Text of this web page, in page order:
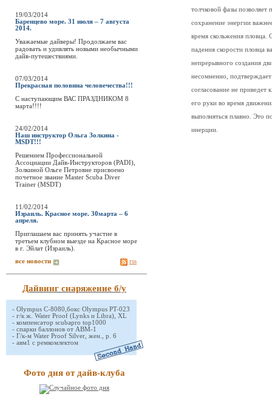
19/03/2014
Баренцево море. 31 июля – 7 августа
2014.
Уважаемые дайверы! Продолжаем вас
радовать и удивлять новыми необычными
дайв-путешествиями.
07/03/2014
Прекрасная половина человечества!!!
C наступающим ВАС ПРАЗДНИКОМ 8
марта!!!!
24/02/2014
Наш инструктор Ольга Золкина -
MSDT!!!
Решением Профессиональной
Ассоциации Дайв-Инструкторов (PADI),
Золкиной Ольге Петровне присвоено
почетное звание Master Scuba Diver
Trainer (MSDT)
11/02/2014
Израиль. Красное море. 30марта – 6
апреля.
Приглашаем вас принять участие в
третьем клубном выезде на Красное море
в г. Эйлат (Израиль).
все новости rss
Дайвинг снаряжение б/у
- Olympus C-8080,бокс Olympus PT-023
- г/к ж. Water Proof (Lynks и Libra), XL
- компенсатор scubapro top1000
- спарки баллонов от АВМ-1
- Г/к-м Water Proof Silver, жен., р. 6
- авм1 с ремкомлектом
Фото дня от дайв-клуба
толчковой фазы позволяет
сохранение энергии
время скольжения пловца.
падения скорости пловца
непрерывного создания
несомненно,
согласование не приведет
его руки во время
выполняться плавно. Это
инерции.